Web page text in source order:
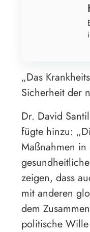
„Das
Sicherheit der
Dr. David
fügte hinzu:
Maßnahmen
zeigen, dass
mit anderen
dem
politische